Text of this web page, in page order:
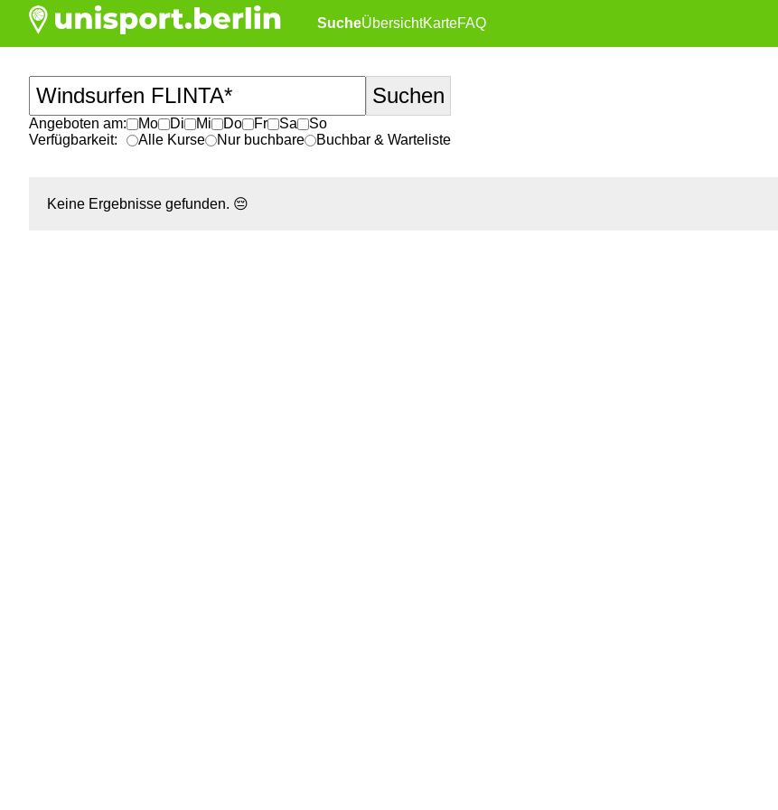
SucheÜbersichtKarteFAQ
Angeboten am: Mo Di Mi Do Fr Sa
So
Verfügbarkeit:
Alle Kurse Nur buchbare Buchbar & Warteliste
Keine Ergebnisse gefunden. 😔